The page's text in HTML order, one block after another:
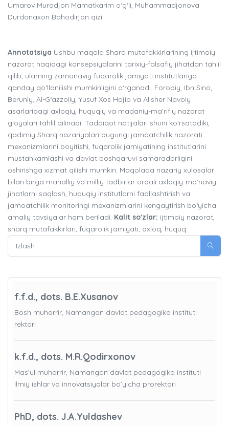
Umarov Murodjon Mamatkarim o‘g‘li, Muhammadjonova
Durdonaxon Bahodirjon qizi
Annotatsiya Ushbu maqola Sharq mutafakkirlarining ijtimoiy
nazorat haqidagi konsepsiyalarini tarixiy-falsafiy jihatdan tahlil
qilib, ularning zamonaviy fuqarolik jamiyati institutlariga
qanday qo‘llanilishi mumkinligini o‘rganadi. Forobiy, Ibn Sino,
Beruniy, Al-G‘azzoliy, Yusuf Xos Hojib va Alisher Navoiy
asarlaridagi axloqiy, huquqiy va madaniy-ma’rifiy nazorat
g‘oyalari tahlil qilinadi. Tadqiqot natijalari shuni ko‘rsatadiki,
qadimiy Sharq nazariyalari bugungi jamoatchilik nazorati
mexanizmlarini boyitishi, fuqarolik jamiyatining institutlarini
mustahkamlashi va davlat boshqaruvi samaradorligini
oshirishga xizmat qilishi mumkin. Maqolada nazariy xulosalar
bilan birga mahalliy va milliy tadbirlar orqali axloqiy-ma’naviy
jihatlarni saqlash, huquqiy institutlarni faollashtirish va
jamoatchilik monitoringi mexanizmlarini kengaytirish bo‘yicha
amaliy tavsiyalar ham beriladi. Kalit so'zlar: ijtimoiy nazorat,
sharq mutafakkirlari, fuqarolik jamiyati, axloq, huquq.
f.f.d., dots. B.E.Xusanov
Bosh muharrir, Namangan davlat pedagogika instituti
rektori
k.f.d., dots. M.R.Qodirxonov
Mas’ul muharrir, Namangan davlat pedagogika instituti
Ilmiy ishlar va innovatsiyalar bo’yicha prorektori
PhD, dots. J.A.Yuldashev